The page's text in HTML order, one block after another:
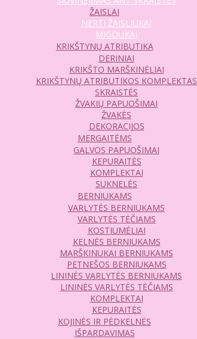
ŽAISLAI
NERTI ŽAISLIUKAI
MIGDUKAI
KRIKŠTYNŲ ATRIBUTIKA
DERINIAI
KRIKŠTO MARŠKINĖLIAI
KRIKŠTYNŲ ATRIBUTIKOS KOMPLEKTAS
SKRAISTĖS
ŽVAKIŲ PAPUOŠIMAI
ŽVAKĖS
DEKORACIJOS
MERGAITĖMS
GALVOS PAPUOŠIMAI
KEPURAITĖS
KOMPLEKTAI
SUKNELĖS
BERNIUKAMS
VARLYTĖS BERNIUKAMS
VARLYTĖS TĖČIAMS
KOSTIUMĖLIAI
KELNĖS BERNIUKAMS
MARŠKINUKAI BERNIUKAMS
PETNEŠOS BERNIUKAMS
LININĖS VARLYTĖS BERNIUKAMS
LININĖS VARLYTĖS TĖČIAMS
KOMPLEKTAI
KEPURAITĖS
KOJINĖS IR PĖDKELNĖS
IŠPARDAVIMAS